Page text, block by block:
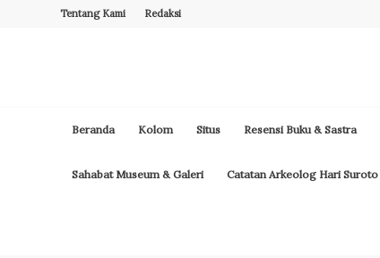
Tentang Kami Redaksi
Beranda Kolom Situs Resensi Buku & Sastra
Sahabat Museum & Galeri Catatan Arkeolog Hari Suroto